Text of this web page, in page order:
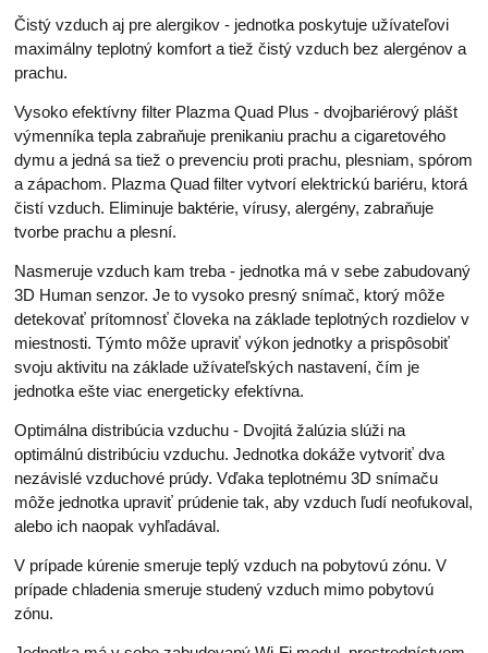
Čistý vzduch aj pre alergikov - jednotka poskytuje užívateľovi
maximálny teplotný komfort a tiež čistý vzduch bez alergénov a
prachu.
Vysoko efektívny filter Plazma Quad Plus - dvojbariérový plášt
výmenníka tepla zabraňuje prenikaniu prachu a cigaretového
dymu a jedná sa tiež o prevenciu proti prachu, plesniam, spórom
a zápachom. Plazma Quad filter vytvorí elektrickú bariéru, ktorá
čistí vzduch. Eliminuje baktérie, vírusy, alergény, zabraňuje
tvorbe prachu a plesní.
Nasmeruje vzduch kam treba - jednotka má v sebe zabudovaný
3D Human senzor. Je to vysoko presný snímač, ktorý môže
detekovať prítomnosť človeka na základe teplotných rozdielov v
miestnosti. Týmto môže upraviť výkon jednotky a prispôsobiť
svoju aktivitu na základe užívateľských nastavení, čím je
jednotka ešte viac energeticky efektívna.
Optimálna distribúcia vzduchu - Dvojitá žalúzia slúži na
optimálnú distribúciu vzduchu. Jednotka dokáže vytvoriť dva
nezávislé vzduchové prúdy. Vďaka teplotnému 3D snímaču
môže jednotka upraviť prúdenie tak, aby vzduch ľudí neofukoval,
alebo ich naopak vyhľadával.
V prípade kúrenie smeruje teplý vzduch na pobytovú zónu. V
prípade chladenia smeruje studený vzduch mimo pobytovú
zónu.